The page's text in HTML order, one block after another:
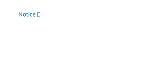
Notice